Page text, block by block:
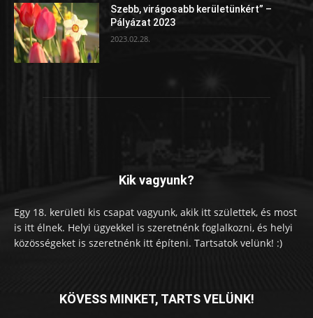
Szebb, virágosabb kerületünkért” –
Pályázat 2023
2023.02.28.
Kik vagyunk?
Egy 18. kerületi kis csapat vagyunk, akik itt születtek, és most
is itt élnek. Helyi ügyekkel is szeretnénk foglalkozni, és helyi
közösségeket is szeretnénk itt építeni. Tartsatok velünk! :)
KÖVESS MINKET, TARTS VELÜNK!